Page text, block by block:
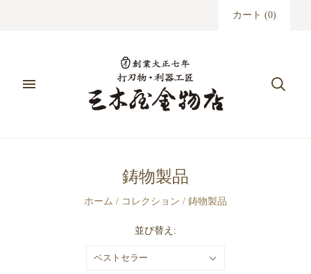
カート (0)
鋳物製品
ホーム / コレクション / 鋳物製品
並び替え:
ベストセラー